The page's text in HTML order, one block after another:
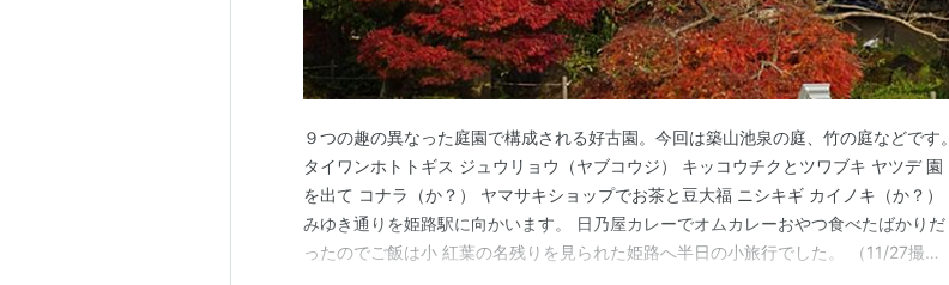
９つの趣の異なった庭園で構成される好古園。今回は築山池泉の庭、竹の庭などです。
タイワンホトトギス ジュウリョウ（ヤブコウジ） キッコウチクとツワブキ ヤツデ 園
を出て コナラ（か？） ヤマサキショップでお茶と豆大福 ニシキギ カイノキ（か？）
みゆき通りを姫路駅に向かいます。 日乃屋カレーでオムカレーおやつ食べたばかりだ
ったのでご飯は小 紅葉の名残りを見られた姫路へ半日の小旅行でした。 （11/27撮